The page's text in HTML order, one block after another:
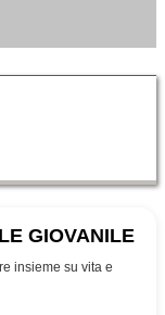
GIOVANILE
insieme su vita e